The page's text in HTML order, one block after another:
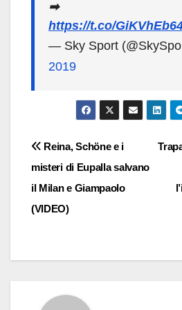
➡
https://t.co/
— Sky Sport
2019
Navigazione
articoli
Reina, Schöne e i
misteri di Eupalla salvano
il Milan e Giampaolo
(VIDEO)